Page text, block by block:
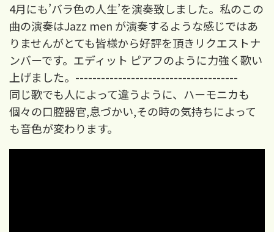
4月にも’バラ色の人生’を演奏致しました。私のこの
曲の演奏はJazz men が演奏するような感じではあ
りませんがとても皆様から好評を頂きリクエストナ
ンバーです。エディット ピアフのように力強く歌い
上げました。--------------------------------------
同じ歌でも人によって違うように、ハーモニカも
個々の口腔器官,息づかい,その時の気持ちによって
も音色が変わります。